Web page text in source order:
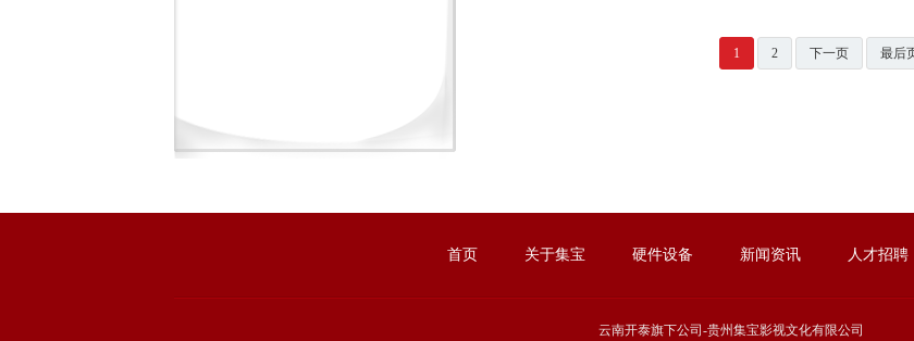
1 2 下一页 最后
首页 关于集宝 硬件设备 新闻资讯 人才招聘
云南开泰旗下公司-贵州集宝影视文化有限公司